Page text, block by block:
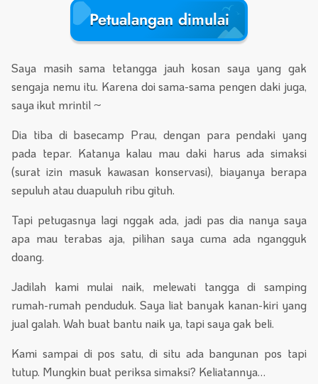
Petualangan dimulai
Saya masih sama tetangga jauh kosan saya yang gak
sengaja nemu itu. Karena doi sama-sama pengen daki juga,
saya ikut mrintil ~
Dia tiba di basecamp Prau, dengan para pendaki yang
pada tepar. Katanya kalau mau daki harus ada simaksi
(surat izin masuk kawasan konservasi), biayanya berapa
sepuluh atau duapuluh ribu gituh.
Tapi petugasnya lagi nggak ada, jadi pas dia nanya saya
apa mau terabas aja, pilihan saya cuma ada ngangguk
doang.
Jadilah kami mulai naik, melewati tangga di samping
rumah-rumah penduduk. Saya liat banyak kanan-kiri yang
jual galah. Wah buat bantu naik ya, tapi saya gak beli.
Kami sampai di pos satu, di situ ada bangunan pos tapi
tutup. Mungkin buat periksa simaksi? Keliatannya…